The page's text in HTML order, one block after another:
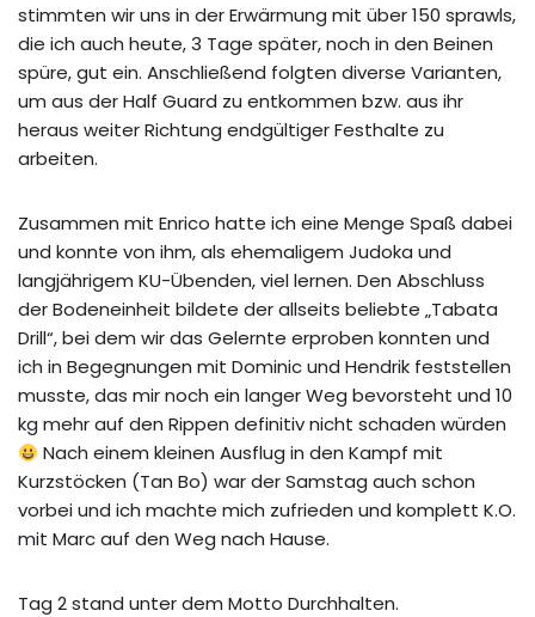
stimmten wir uns in der Erwärmung mit über 150 sprawls,
die ich auch heute, 3 Tage später, noch in den Beinen
spüre, gut ein. Anschließend folgten diverse Varianten,
um aus der Half Guard zu entkommen bzw. aus ihr
heraus weiter Richtung endgültiger Festhalte zu
arbeiten.
Zusammen mit Enrico hatte ich eine Menge Spaß dabei
und konnte von ihm, als ehemaligem Judoka und
langjährigem KU-Übenden, viel lernen. Den Abschluss
der Bodeneinheit bildete der allseits beliebte „Tabata
Drill“, bei dem wir das Gelernte erproben konnten und
ich in Begegnungen mit Dominic und Hendrik feststellen
musste, das mir noch ein langer Weg bevorsteht und 10
kg mehr auf den Rippen definitiv nicht schaden würden
Nach einem kleinen Ausflug in den Kampf mit
Kurzstöcken (Tan Bo) war der Samstag auch schon
vorbei und ich machte mich zufrieden und komplett K.O.
mit Marc auf den Weg nach Hause.
Tag 2 stand unter dem Motto Durchhalten.